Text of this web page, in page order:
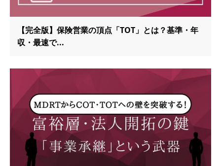
【完全版】保険営業の頂点「TOT」とは？基準・年
収・最速で...